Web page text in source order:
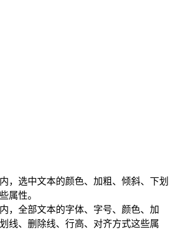
，选中文本的颜色、加粗、倾斜、下划
属性。
，全部文本的字体、字号、颜色、加
线、删除线、行高、对齐方式这些属